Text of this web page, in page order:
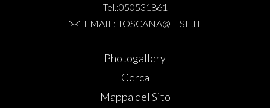
Tel.:050531861
EMAIL: TOSCANA@FISE.IT
Photogallery
Cerca
Mappa del Sito